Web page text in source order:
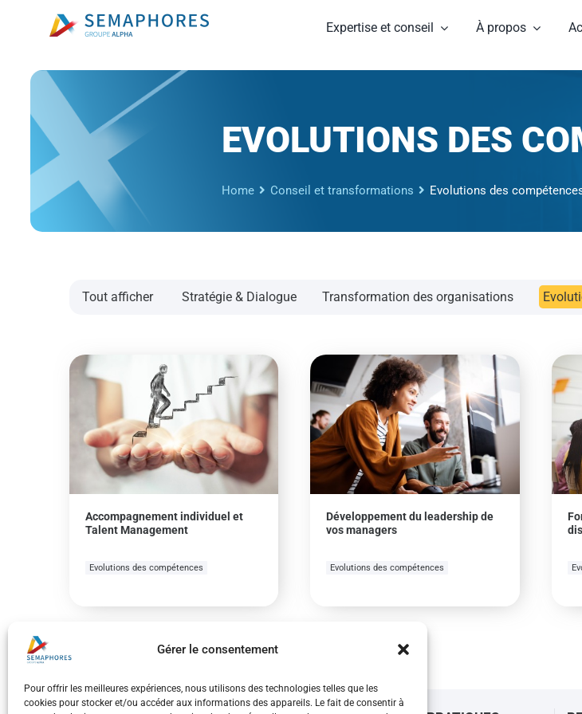
Gérer le consentement
Pour offrir les meilleures expériences, nous utilisons des technologies telles que les
cookies pour stocker et/ou accéder aux informations des appareils. Le fait de consentir à
Expertise et conseil À propos
EVOLUTIONS DES
Home Conseil et transformations Evolutions des
Tout afficher Stratégie & Dialogue Transformation des organisations
Accompagnement individuel et
Talent Management
Evolutions des compétences
Développement du leadership de
vos managers
Evolutions des compétences